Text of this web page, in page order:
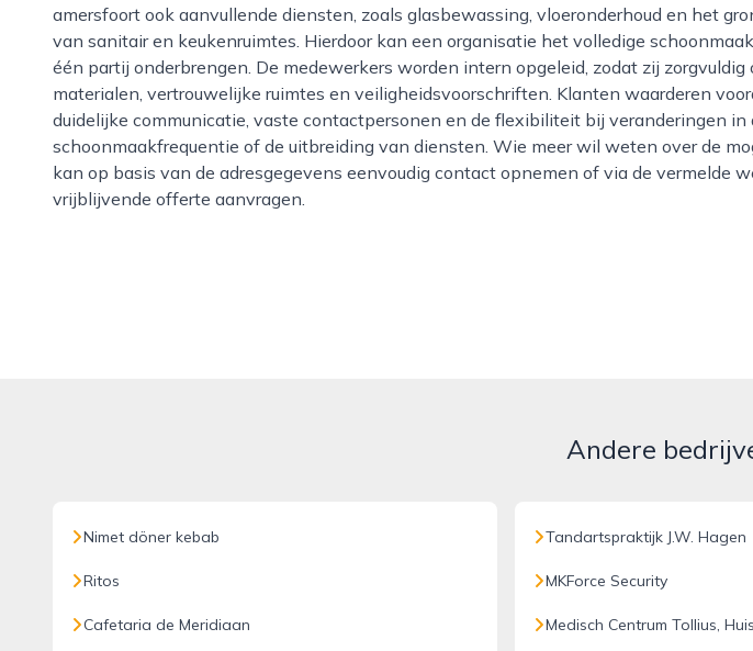
amersfoort ook aanvullende diensten, zoals glasbewassing, vloeronderhoud en het
van sanitair en keukenruimtes. Hierdoor kan een organisatie het volledige
één partij onderbrengen. De medewerkers worden intern opgeleid, zodat zij zorgvuldig
materialen, vertrouwelijke ruimtes en veiligheidsvoorschriften. Klanten waarderen
duidelijke communicatie, vaste contactpersonen en de flexibiliteit bij veranderingen in
schoonmaakfrequentie of de uitbreiding van diensten. Wie meer wil weten over de
kan op basis van de adresgegevens eenvoudig contact opnemen of via de vermelde
vrijblijvende offerte aanvragen.
Andere
Nimet döner kebab
Ritos
Cafetaria de Meridiaan
Tandartspraktijk J.W. Hagen
MKForce Security
Medisch Centrum Tollius,